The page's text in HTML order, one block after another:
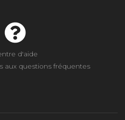
d'aide
aux questions fréquentes